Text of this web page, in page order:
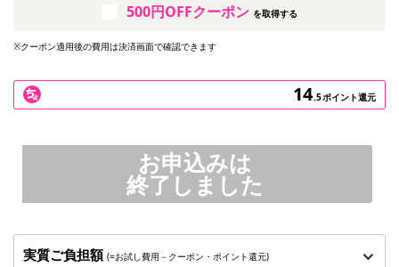
500円OFFクーポン を取得する
※クーポン適用後の費用は決済画面で確認できます
14.5ポイント還元
お申込みは
終了しました
実質ご負担額 (=お試し費用－クーポン・ポイント還元)